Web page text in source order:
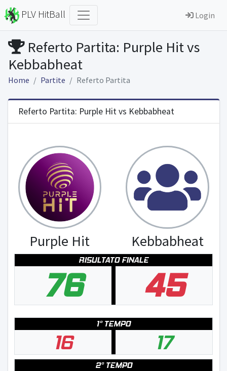
PLV HitBall Login
Referto Partita: Purple Hit vs
Kebbabheat
Home Partite Referto Partita
Referto Partita: Purple Hit vs Kebbabheat
Purple Hit Kebbabheat
RISULTATO FINALE
76 45
1° TEMPO
16 17
2° TEMPO